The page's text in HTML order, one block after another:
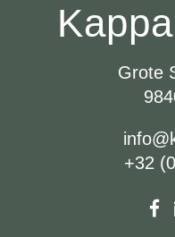
Grote
+32